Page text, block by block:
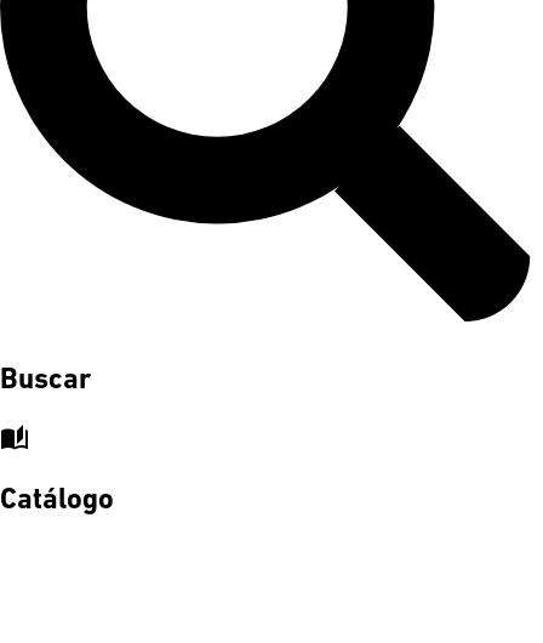
Buscar
auto_stories
Catálogo